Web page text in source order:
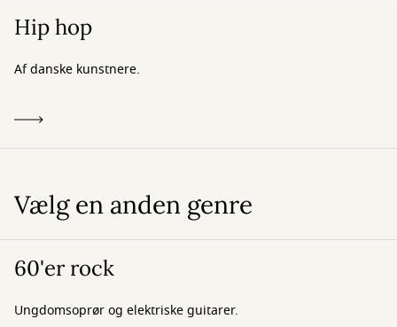
Hip hop
Af danske kunstnere.
Vælg en anden genre
60'er rock
Ungdomsoprør og elektriske guitarer.